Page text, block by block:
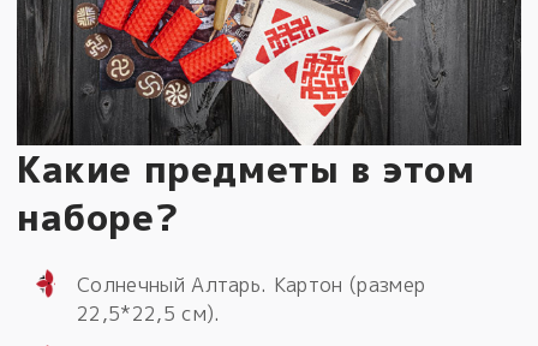
Какие предметы в этом
наборе?
Солнечный Алтарь. Картон (размер
22,5*22,5 см).